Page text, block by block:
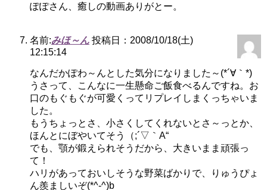
ぽぽさん、癒しの動画ありがとー。
名前:みほ～ん 投稿日：2008/10/18(土)
12:15:14
なんだかぽわ～んとした気分になりました～(*´∀｀*)
うさって、こんなに一生懸命ご飯食べるんですね。お
口のもぐもぐが可愛くってリプレイしまくっちゃいま
した。
もうちょっとさ、小さくしてくれないとさ～っとか、
ほんとにぼやいてそう（;´▽｀A“
でも、顎が鍛えられそうだから、大きいまま頑張っ
て！
ハリがあっておいしそうな野菜ばかりで、りゅうぴょ
ん羨ましいぞ(*^-^)b